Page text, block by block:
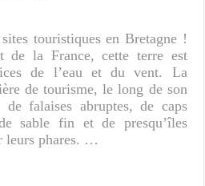
touristiques en Bretagne !
de la France, cette terre est
de l’eau et du vent. La
de tourisme, le long de son
falaises abruptes, de caps
sable fin et de presqu’îles
leurs phares. …